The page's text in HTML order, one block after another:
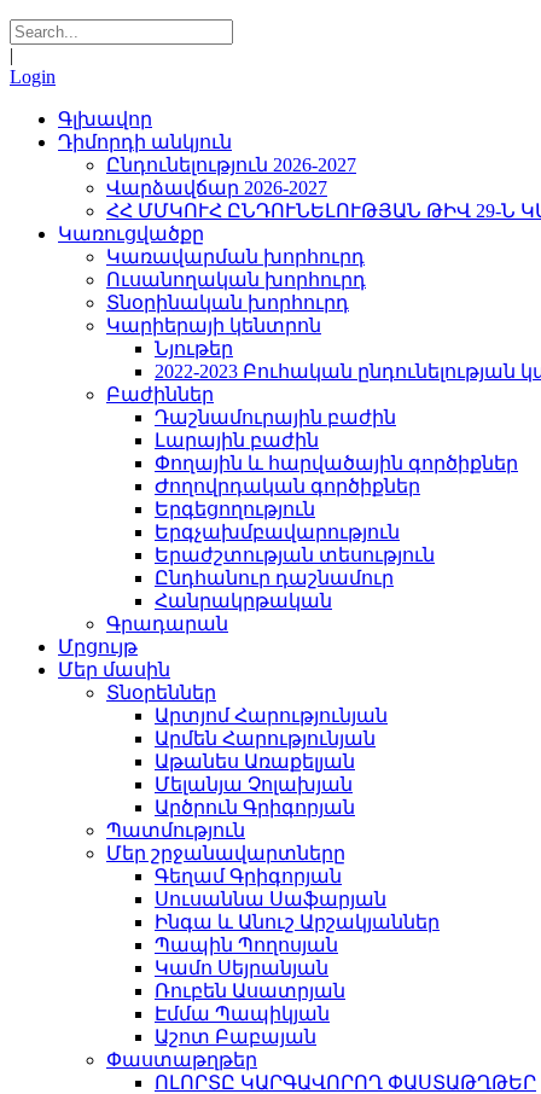
|
Login
Գլխավոր
Դիմորդի անկյուն
Ընդունելություն 2026-2027
Վարձավճար 2026-2027
ՀՀ ՄՄԿՈՒՀ ԸՆԴՈՒՆԵԼՈՒԹՅԱՆ ԹԻՎ 29-Ն
Կառուցվածքը
Կառավարման խորհուրդ
Ուսանողական խորհուրդ
Տնօրինական խորհուրդ
Կարիերայի կենտրոն
Նյութեր
2022-2023 Բուհական ընդունելության
Բաժիններ
Դաշնամուրային բաժին
Լարային բաժին
Փողային և հարվածային գործիքներ
Ժողովրդական գործիքներ
Երգեցողություն
Երգչախմբավարություն
Երաժշտության տեսություն
Ընդհանուր դաշնամուր
Հանրակրթական
Գրադարան
Մրցույթ
Մեր մասին
Տնօրեններ
Արտյոմ Հարությունյան
Արմեն Հարությունյան
Աթանես Առաքելյան
Մելանյա Չոլախյան
Արծրուն Գրիգորյան
Պատմություն
Մեր շրջանավարտները
Գեղամ Գրիգորյան
Սուսաննա Սաֆարյան
Ինգա և Անուշ Արշակյաններ
Պապին Պողոսյան
Կամո Սեյրանյան
Ռուբեն Ասատրյան
Էմմա Պապիկյան
Աշոտ Բաբայան
Փաստաթղթեր
ՈԼՈՐՏԸ ԿԱՐԳԱՎՈՐՈՂ ՓԱՍՏԱԹՂԹԵՐ